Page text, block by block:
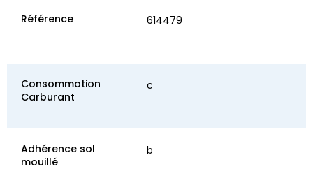
Référence 614479
Consommation
Carburant
c
Adhérence sol
mouillé
b